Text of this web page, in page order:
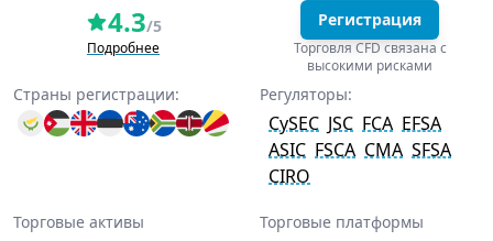
4.3/5
Подробнее
Регистрация
Торговля CFD связана с
высокими рисками
Страны регистрации: Регуляторы:
CySEC JSC FCA EFSA
ASIC FSCA CMA SFSA
CIRO
Торговые активы
Торговые платформы